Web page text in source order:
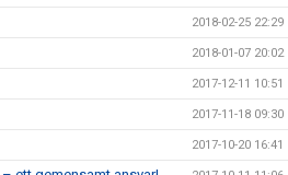
2018-02-25 22:29
2018-01-07 20:02
2017-12-11 10:51
2017-11-18 09:30
2017-10-20 16:41